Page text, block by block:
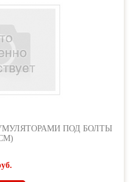
ПОД БОЛТЫ